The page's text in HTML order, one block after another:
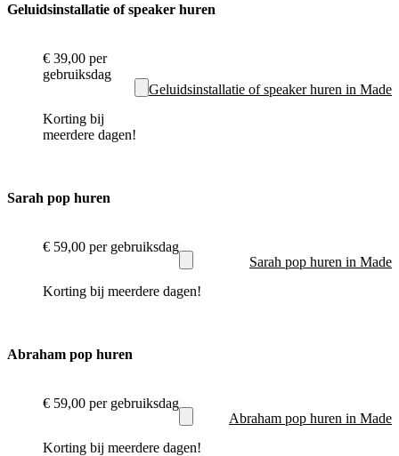
Geluidsinstallatie of speaker huren
€ 39,00 per
gebruiksdag
Korting bij
meerdere dagen!
Geluidsinstallatie of speaker huren in Made
Sarah pop huren
€ 59,00 per gebruiksdag
Korting bij meerdere dagen!
Sarah pop huren in Made
Abraham pop huren
€ 59,00 per gebruiksdag
Korting bij meerdere dagen!
Abraham pop huren in Made